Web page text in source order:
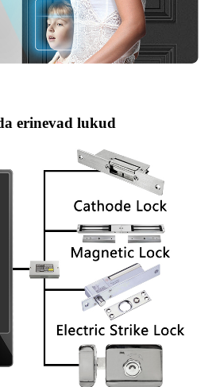
erinevad lukud